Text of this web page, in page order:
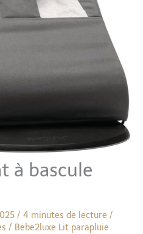
à bascule
/ 4 minutes de lecture /
/ Bebe2luxe Lit parapluie